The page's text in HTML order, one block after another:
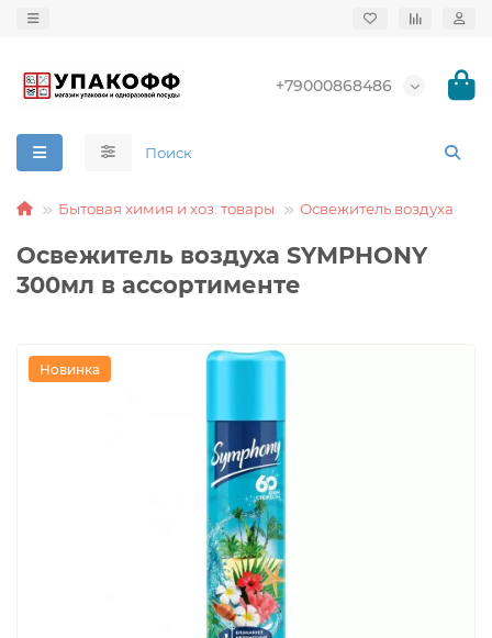
+79000868486
Бытовая химия и хоз. товары Освежитель воздуха
Освежитель воздуха SYMPHONY
300мл в ассортименте
Новинка